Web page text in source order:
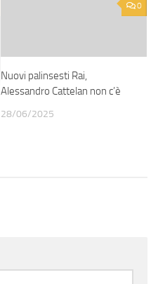
0
Nuovi palinsesti Rai,
Alessandro Cattelan non c’è
28/06/2025